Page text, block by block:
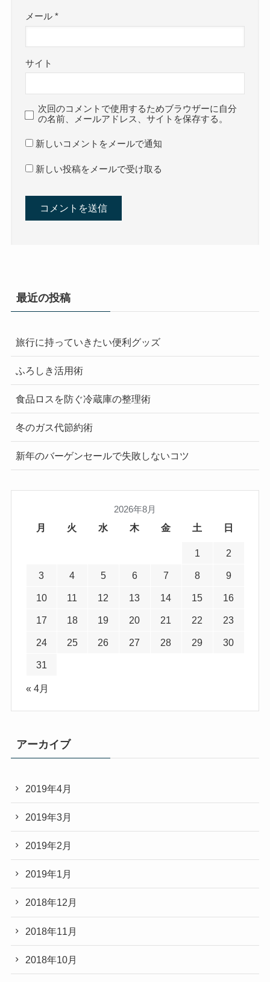
メール*
サイト
次回のコメントで使用するためブラウザーに自分
の名前、メールアドレス、サイトを保存する。
新しいコメントをメールで通知
新しい投稿をメールで受け取る
最近の投稿
旅行に持っていきたい便利グッズ
ふろしき活用術
食品ロスを防ぐ冷蔵庫の整理術
冬のガス代節約術
新年のバーゲンセールで失敗しないコツ
2026年8月
月 火 水 木 金 土 日
1 2
3 4 5 6 7 8 9
10 11 12 13 14 15 16
17 18 19 20 21 22 23
24 25 26 27 28 29 30
31
« 4月
アーカイブ
2019年4月
2019年3月
2019年2月
2019年1月
2018年12月
2018年11月
2018年10月